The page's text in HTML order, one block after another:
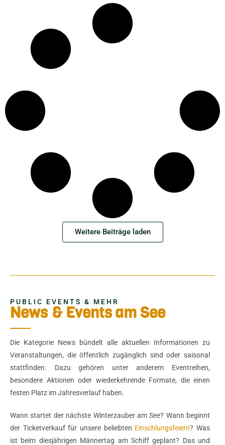
Weitere Beiträge laden
PUBLIC EVENTS & MEHR
News & Events am See
Die Kategorie News bündelt alle aktuellen Informationen zu
Veranstaltungen, die öffentlich zugänglich sind oder saisonal
stattfinden. Dazu gehören unter anderem Eventreihen,
besondere Aktionen oder wiederkehrende Formate, die einen
festen Platz im Jahresverlauf haben.
Wann startet der nächste Winterzauber am See? Wann beginnt
der Ticketverkauf für unsere beliebten Einschlungsfeiern? Was
ist beim diesjährigen Männertag am Schiff geplant? Das und